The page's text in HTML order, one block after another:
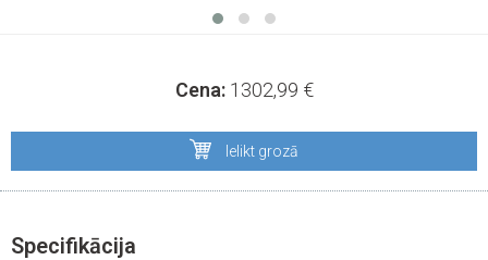
Cena: 1302,99 €
Ielikt grozā
Specifikācija